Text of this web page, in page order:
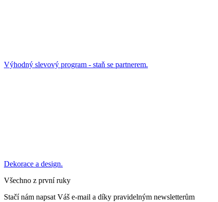
Výhodný slevový program - staň se partnerem.
Dekorace a design.
Všechno z první ruky
Stačí nám napsat Váš e-mail a díky pravidelným newsletterům